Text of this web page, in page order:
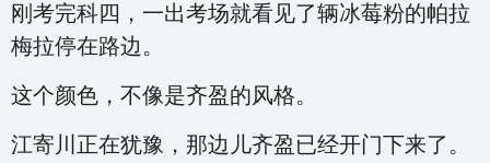
刚考完科四，一出考场就看见了辆冰莓粉的帕拉
梅拉停在路边。
这个颜色，不像是齐盈的风格。
江寄川正在犹豫，那边儿齐盈已经开门下来了。